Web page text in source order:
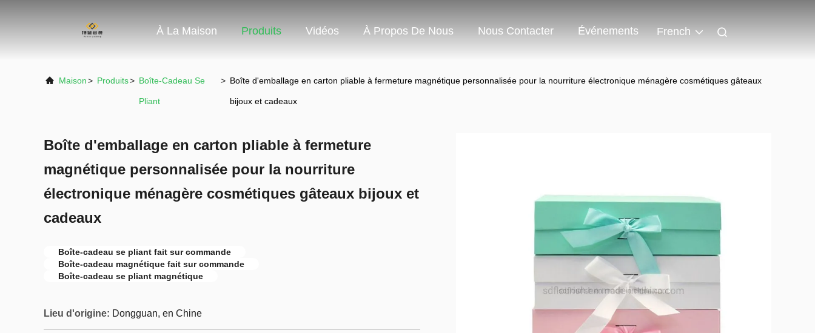
À La Maison Produits Vidéos À Propos De Nous Nous Contacter Événements French
Maison> Produits> Boîte-Cadeau Se
Pliant
> Boîte d'emballage en carton pliable à fermeture magnétique personnalisée pour la nourriture électronique ménagère cosmétiques gâteaux
bijoux et cadeaux
Boîte d'emballage en carton pliable à fermeture
magnétique personnalisée pour la nourriture
électronique ménagère cosmétiques gâteaux bijoux et
cadeaux
Boîte-cadeau se pliant fait sur commande
Boîte-cadeau magnétique fait sur commande
Boîte-cadeau se pliant magnétique
Lieu d'origine: Dongguan, en Chine